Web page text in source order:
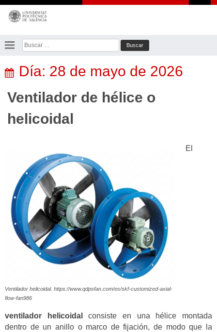
Saltar
contenido
Buscar:
Día: 28 de mayo de 2026
Ventilador de hélice o
helicoidal
Ventilador helicoidal. https://www.qdpsfan.com/es/skf-customized-axial-
flow-fan986
El
ventilador helicoidal
consiste en una hélice montada
dentro de un anillo o marco de fijación, de modo que la